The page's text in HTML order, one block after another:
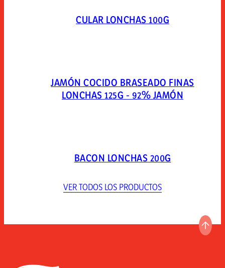
CULAR LONCHAS 100G
JAMÓN COCIDO BRASEADO FINAS
LONCHAS 125G - 92% JAMÓN
BACON LONCHAS 200G
VER TODOS LOS PRODUCTOS
IR